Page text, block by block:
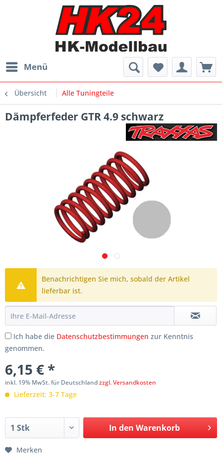
Menü
Übersicht Alle Tuningteile
Dämpferfeder GTR 4.9 schwarz
Benachrichtigen Sie mich, sobald der Artikel
lieferbar ist.
Ich habe die Datenschutzbestimmungen zur Kenntnis
genommen.
6,15 € *
inkl. 19% MwSt. für Deutschlandzzgl. Versandkosten
Lieferzeit: 3-7 Tage
In den Warenkorb
Merken